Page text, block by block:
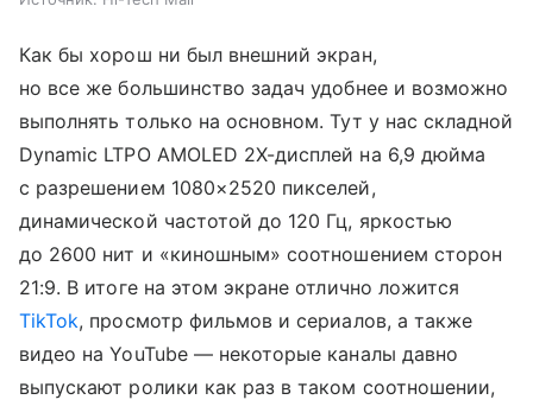
Как бы хорош ни был внешний экран,
но все же большинство задач удобнее и возможно
выполнять только на основном. Тут у нас складной
Dynamic LTPO AMOLED 2X-дисплей на 6,9 дюйма
с разрешением 1080×2520 пикселей,
динамической частотой до 120 Гц, яркостью
до 2600 нит и «киношным» соотношением сторон
21:9. В итоге на этом экране отлично ложится
TikTok, просмотр фильмов и сериалов, а также
видео на YouTube — некоторые каналы давно
выпускают ролики как раз в таком соотношении,